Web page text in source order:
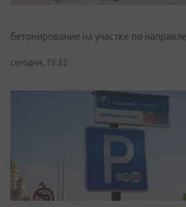
бетонирование на участке по
сегодня, 15:22